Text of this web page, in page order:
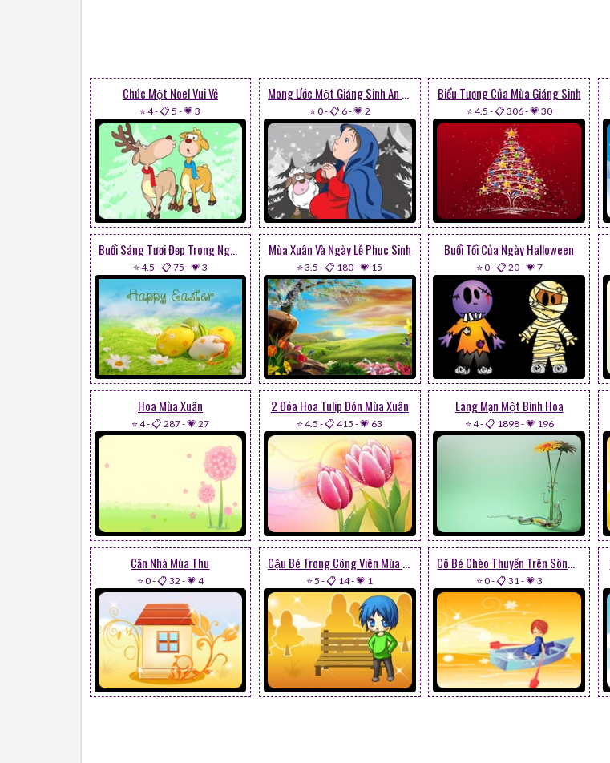
Chúc Một Noel Vui Vẻ
⭐ 4-📋 5 -💗 3
Mong Ước Một Giáng Sinh An Lành
⭐ 0-📋 6-💗 2
Biểu Tượng Của Mùa Giáng Sinh
⭐ 4.5 -📋 306-💗 30
Buổi Sáng Tươi Đẹp Trong Ngày Easter
⭐ 4.5 -📋 75 -💗 3
Mùa Xuân Và Ngày Lễ Phục Sinh
⭐ 3.5 -📋 180-💗 15
Buổi Tối Của Ngày Halloween
⭐ 0-📋 20-💗 7
Hoa Mùa Xuân
⭐ 4-📋 287-💗 27
2 Đóa Hoa Tulip Đón Mùa Xuân
⭐ 4.5 -📋 415 -💗 63
Lãng Mạn Một Bình Hoa
⭐ 4-📋 1898-💗 196
Căn Nhà Mùa Thu
⭐ 0-📋 32 -💗 4
Cậu Bé Trong Công Viên Mùa Thu
⭐ 5 -📋 14-💗 1
Cô Bé Chèo Thuyền Trên Sông Mùa Thu
⭐ 0-📋 31 -💗 3